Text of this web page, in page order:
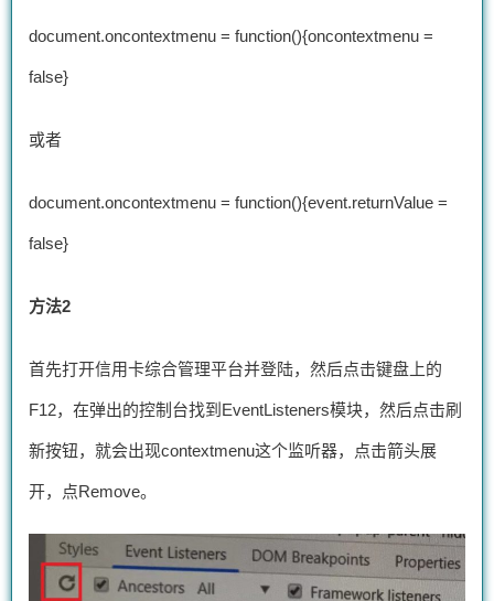
document.oncontextmenu = function(){oncontextmenu =
false}
或者
document.oncontextmenu = function(){event.returnValue =
false}
方法2
首先打开信用卡综合管理平台并登陆，然后点击键盘上的
F12，在弹出的控制台找到EventListeners模块，然后点击刷
新按钮，就会出现contextmenu这个监听器，点击箭头展
开，点Remove。